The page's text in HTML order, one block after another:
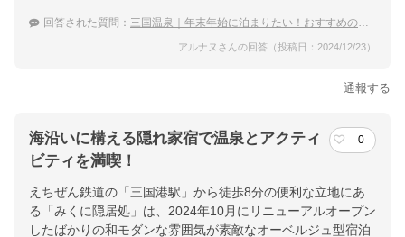
回答された質問： 三国温泉｜年末年始に泊まりたい！おすすめの穴場な宿は？
アルナヌさんの回答（投稿日：2024/12/23）
通報する
海沿いに構える隠れ家宿で温泉とアクティ
ビティを満喫！
0
えちぜん鉄道の「三国港駅」から徒歩8分の便利な立地にあ
る「みくに隠居処」は、2024年10月にリニューアルオープン
したばかりの和モダンな雰囲気が素敵なオーベルジュ型宿泊